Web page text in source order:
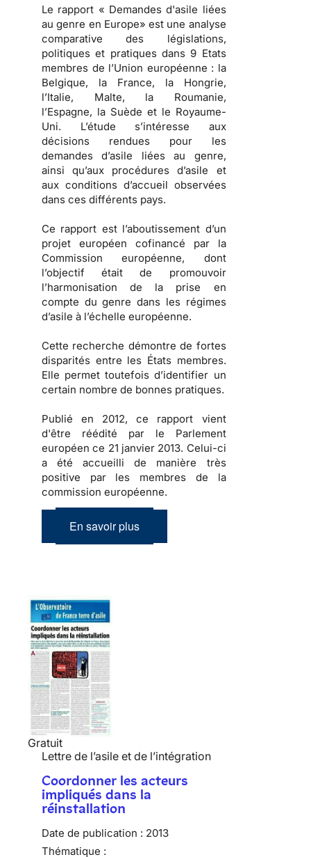
Le rapport « Demandes d'asile liées
au genre en Europe» est une analyse
comparative des législations,
politiques et pratiques dans 9 Etats
membres de l’Union européenne : la
Belgique, la France, la Hongrie,
l’Italie, Malte, la Roumanie,
l’Espagne, la Suède et le Royaume-
Uni. L’étude s’intéresse aux
décisions rendues pour les
demandes d’asile liées au genre,
ainsi qu’aux procédures d’asile et
aux conditions d’accueil observées
dans ces différents pays.
Ce rapport est l’aboutissement d’un
projet européen cofinancé par la
Commission européenne, dont
l’objectif était de promouvoir
l’harmonisation de la prise en
compte du genre dans les régimes
d’asile à l’échelle européenne.
Cette recherche démontre de fortes
disparités entre les États membres.
Elle permet toutefois d’identifier un
certain nombre de bonnes pratiques.
Publié en 2012, ce rapport vient
d'être réédité par le Parlement
européen ce 21 janvier 2013. Celui-ci
a été accueilli de manière très
positive par les membres de la
commission européenne.
En savoir plus
Gratuit
Lettre de l’asile et de l’intégration
Coordonner les acteurs
impliqués dans la
réinstallation
Date de publication : 2013
Thématique :